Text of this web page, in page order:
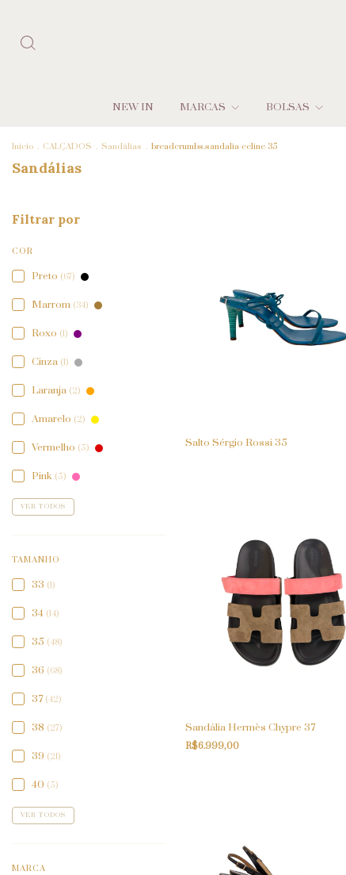
NEW IN MARCAS BOLSAS
Início . CALÇADOS . Sandálias . breadcrumbs.sandalia-celine-35
Sandálias
Filtrar por
COR
Preto (67)
Marrom (34)
Roxo (1)
Cinza (1)
Laranja (2)
Amarelo (2)
Vermelho (5)
Pink (5)
VER TODOS
TAMANHO
33 (1)
34 (14)
35 (48)
36 (68)
37 (42)
38 (27)
39 (21)
40 (5)
VER TODOS
MARCA
Salto Sérgio Rossi 35
Sandália Hermès Chypre 37
R$6.999,00